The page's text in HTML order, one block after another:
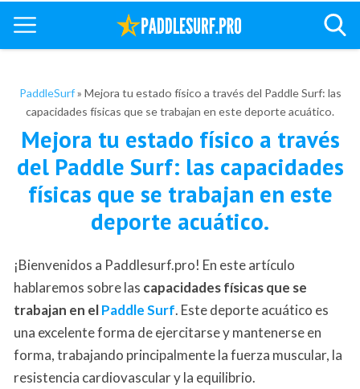
PaddleSurf» Mejora tu estado físico a través del Paddle Surf: las
capacidades físicas que se trabajan en este deporte acuático.
Mejora tu estado físico a través
del Paddle Surf: las capacidades
físicas que se trabajan en este
deporte acuático.
¡Bienvenidos a Paddlesurf.pro! En este artículo
hablaremos sobre las capacidades físicas que se
trabajan en elPaddle Surf. Este deporte acuático es
una excelente forma de ejercitarse y mantenerse en
forma, trabajando principalmente la fuerza muscular, la
resistencia cardiovascular y la equilibrio.